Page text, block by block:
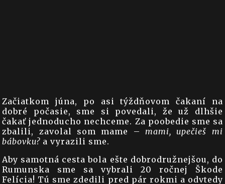
Začiatkom júna, po asi týždňovom čakaní na
dobré počasie, sme si povedali, že už dlhšie
čakať jednoducho nechceme. Za poobedie sme sa
zbalili, zavolal som mame – mami, upečieš mi
bábovku? a vyrazili sme.
Aby samotná cesta bola ešte dobrodružnejšou, do
Rumunska sme sa vybrali 20 ročnej Škode
Felícia! Tú sme zdedili pred pár rokmi a odvtedy